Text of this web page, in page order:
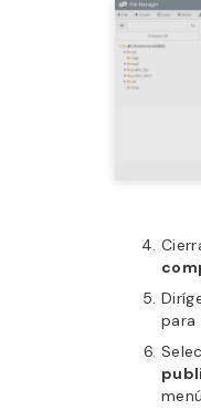
para